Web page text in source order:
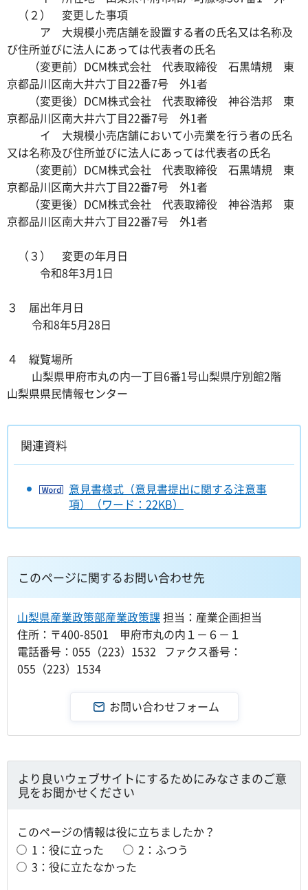
（２） 変更した事項
ア 大規模小売店舗を設置する者の氏名又は名称及
び住所並びに法人にあっては代表者の氏名
（変更前）DCM株式会社 代表取締役 石黒靖規 東
京都品川区南大井六丁目22番7号 外1者
（変更後）DCM株式会社 代表取締役 神谷浩邦 東
京都品川区南大井六丁目22番7号 外1者
イ 大規模小売店舗において小売業を行う者の氏名
又は名称及び住所並びに法人にあっては代表者の氏名
（変更前）DCM株式会社 代表取締役 石黒靖規 東
京都品川区南大井六丁目22番7号 外1者
（変更後）DCM株式会社 代表取締役 神谷浩邦 東
京都品川区南大井六丁目22番7号 外1者
（３） 変更の年月日
令和8年3月1日
３ 届出年月日
令和8年5月28日
４ 縦覧場所
山梨県甲府市丸の内一丁目6番1号山梨県庁別館2階
山梨県県民情報センター
関連資料
意見書様式（意見書提出に関する注意事
項）（ワード：22KB）
このページに関するお問い合わせ先
山梨県産業政策部産業政策課 担当：産業企画担当
住所：〒400-8501 甲府市丸の内１－６－１
電話番号：055（223）1532 ファクス番号：
055（223）1534
より良いウェブサイトにするためにみなさまのご意
見をお聞かせください
このページの情報は役に立ちましたか？
1：役に立った
2：ふつう
3：役に立たなかった